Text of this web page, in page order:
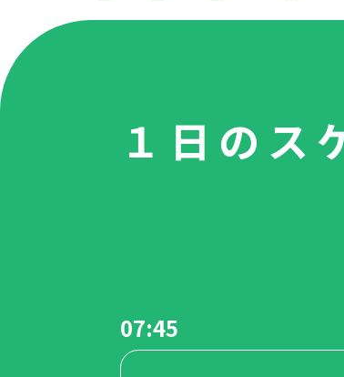
１日のス
07:45